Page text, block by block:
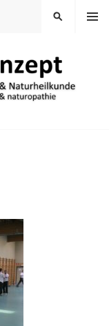
MENÜ
SUCHEN